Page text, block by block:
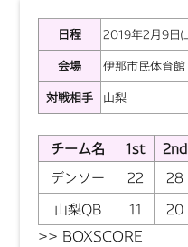
日程
2019年2月9日(
会場
伊那市民体育館
対戦相手
山梨
チーム名 1st 2nd
デンソー
22 28
山梨QB
11 20
>> BOXSCORE